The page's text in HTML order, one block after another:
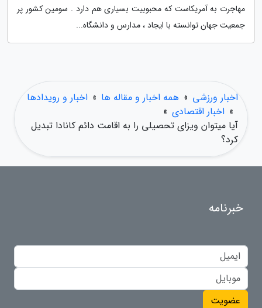
مهاجرت به آمریکاست که محبوبیت بسیاری هم دارد . سومین کشور پر
جمعیت جهان توانسته با ایجاد ، مدارس و دانشگاه...
اخبار ورزشی » همه اخبار و مقاله ها » اخبار و رویدادها
» اخبار اقتصادی »
آیا میتوان ویزای تحصیلی را به اقامت دائم کانادا تبدیل
کرد؟
خبرنامه
عضویت